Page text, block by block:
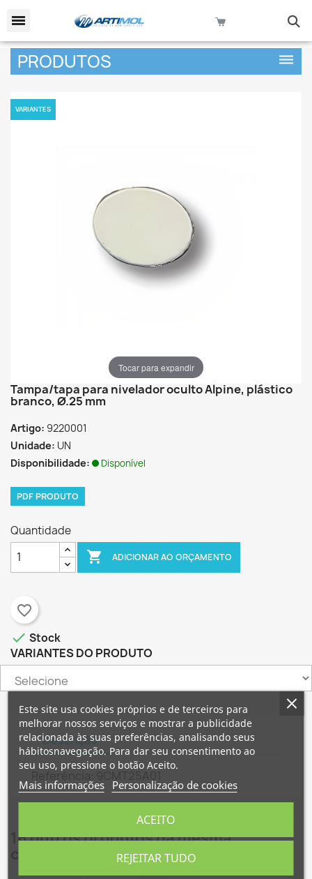
Adicionar à Lista de desejos
add_circle_outline Criar nova lista
Criar lista de desejos
Nome da lista de desejos
Criar lista de desejos
Entrar
É necessário ter sessão iniciada para guardar
produtos na sua lista de desejos.
Cancelar
dehaze
PRODUTOS
VARIANTES
Tocar para expandir
Tampa/tapa para nivelador oculto Alpine, plástico
branco, Ø.25 mm
Artigo: 9220001
Unidade: UN
Disponibilidade:
Disponível
PDF PRODUTO
Quantidade
 ADICIONAR AO ORÇAMENTO
favorite_border
 Stock
VARIANTES DO PRODUTO
Descrição
Referência: 9CMT25A01
16 outros produtos na mesma
Este site usa cookies próprios e de terceiros para
melhorar nossos serviços e mostrar a publicidade
relacionada às suas preferências, analisando seus
hábitosnavegação. Para dar seu consentimento ao
seu uso, pressione o botão Aceito.
Mais informações Personalização de cookies
REJEITAR TUDO
ACEITO